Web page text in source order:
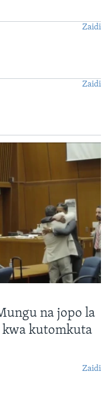
Zaidi
Zaidi
na jopo la
kwa kutomkuta
Zaidi